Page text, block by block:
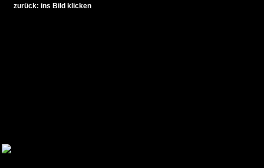
zurück: ins Bild klicken